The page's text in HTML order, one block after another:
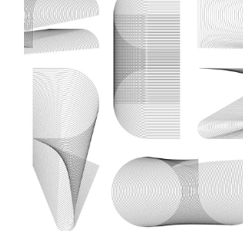
Spiral Nail Salon
青山
Spiral Nail
NEWoMan
Spiral Schole
スパイラルが推進するエデュケーショ
Spiral Annual Report